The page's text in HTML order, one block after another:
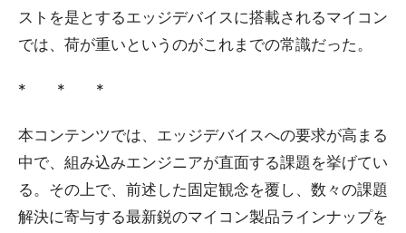
ストを是とするエッジデバイスに搭載されるマイコン
では、荷が重いというのがこれまでの常識だった。
* * *
本コンテンツでは、エッジデバイスへの要求が高まる
中で、組み込みエンジニアが直面する課題を挙げてい
る。その上で、前述した固定観念を覆し、数々の課題
解決に寄与する最新鋭のマイコン製品ラインナップを